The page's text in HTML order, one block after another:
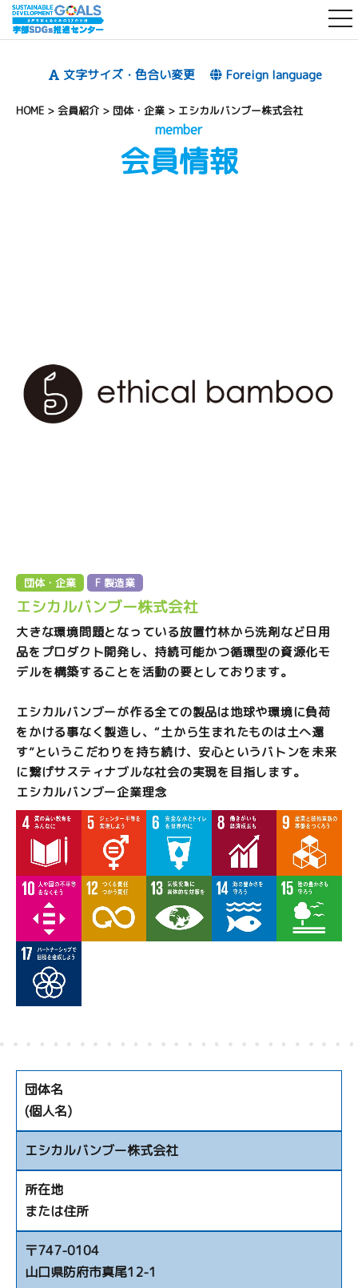
文字サイズ・色合い変更 Foreign language
HOME > 会員紹介 > 団体・企業 > エシカルバンブー株式会社
member
会員情報
団体・企業 F 製造業
エシカルバンブー株式会社
大きな環境問題となっている放置竹林から洗剤など日用
品をプロダクト開発し、持続可能かつ循環型の資源化モ
デルを構築することを活動の要としております。
エシカルバンブーが作る全ての製品は地球や環境に負荷
をかける事なく製造し、“土から生まれたものは土へ還
す”というこだわりを持ち続け、安心というバトンを未来
に繋げサスティナブルな社会の実現を目指します。
エシカルバンブー企業理念
団体名
(個人名)
エシカルバンブー株式会社
所在地
または住所
〒747-0104
山口県防府市真尾12-1
t
o